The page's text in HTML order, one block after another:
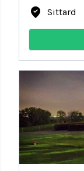
where_to_vote Sittard